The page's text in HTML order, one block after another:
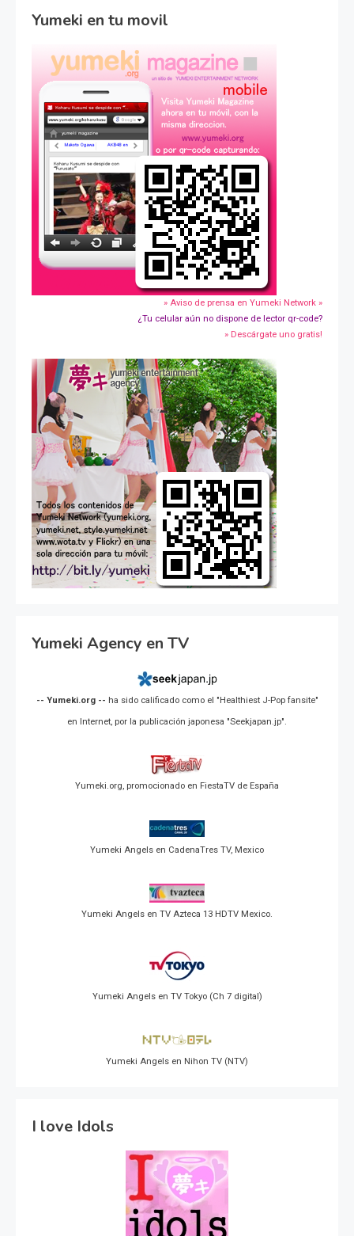
Yumeki en tu movil
» Aviso de prensa en Yumeki Network »
¿Tu celular aún no dispone de lector qr-code?
» Descárgate uno gratis!
Yumeki Agency en TV
-- Yumeki.org -- ha sido calificado como el "Healthiest J-Pop fansite"
en Internet, por la publicación japonesa "Seekjapan.jp".
Yumeki.org, promocionado en FiestaTV de España
Yumeki Angels en CadenaTres TV, Mexico
Yumeki Angels en TV Azteca 13 HDTV Mexico.
Yumeki Angels en TV Tokyo (Ch 7 digital)
Yumeki Angels en Nihon TV (NTV)
I love Idols